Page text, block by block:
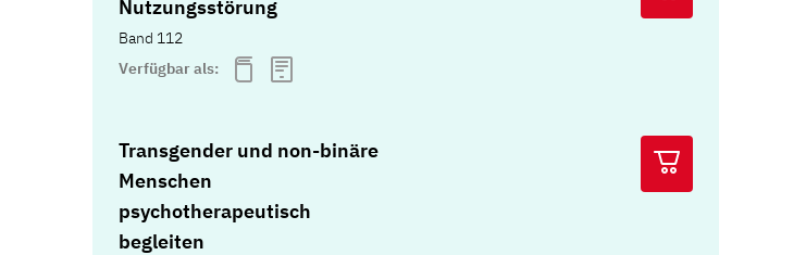
Nutzungsstörung
Band 112
Verfügbar als:
Transgender und non-binäre
Menschen
psychotherapeutisch
begleiten